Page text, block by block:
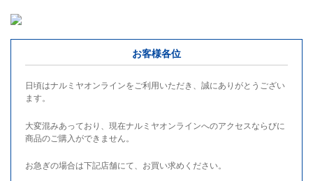
お客様各位
日頃はナルミヤオンラインをご利用いただき、誠にありがとうござい
ます。
大変混みあっており、現在ナルミヤオンラインへのアクセスならびに
商品のご購入ができません。
お急ぎの場合は下記店舗にて、お買い求めください。